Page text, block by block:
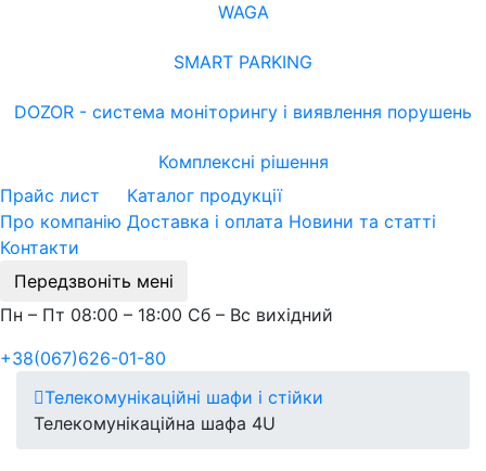
WAGA
SMART PARKING
DOZOR - система моніторингу і виявлення порушень
Комплексні рішення
Прайс лист
Каталог продукції
Про компанію Доставка і оплата Новини та статті
Контакти
Передзвоніть мені
Пн – Пт 08:00 – 18:00 Сб – Вс вихідний
+38(067)626-01-80
Телекомунікаційні шафи і стійки
Телекомунікаційна шафа 4U